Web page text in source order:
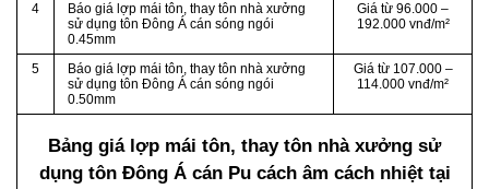
4
Báo giá lợp mái tôn, thay tôn nhà xưởng
sử dụng tôn Đông Á cán sóng ngói
0.45mm
Giá từ 96.000 –
192.000 vnđ/m²
5
Báo giá lợp mái tôn, thay tôn nhà xưởng
sử dụng tôn Đông Á cán sóng ngói
0.50mm
Giá từ 107.000 –
114.000 vnđ/m²
Bảng giá lợp mái tôn, thay tôn nhà xưởng sử
dụng tôn Đông Á cán Pu cách âm cách nhiệt tại